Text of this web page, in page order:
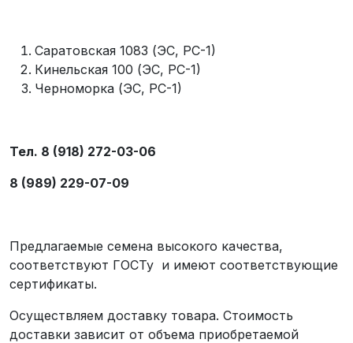
Саратовская 1083 (ЭС, РС-1)
Кинельская 100 (ЭС, РС-1)
Черноморка (ЭС, РС-1)
Тел. 8 (918) 272-03-06
8 (989) 229-07-09
Предлагаемые семена высокого качества,
соответствуют ГОСТу и имеют соответствующие
сертификаты.
Осуществляем доставку товара. Стоимость
доставки зависит от объема приобретаемой